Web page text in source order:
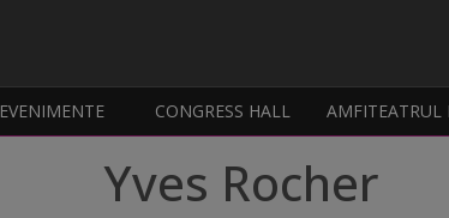
EVENIMENTE CONGRESS HALL AMFITEATRUL
Yves Rocher